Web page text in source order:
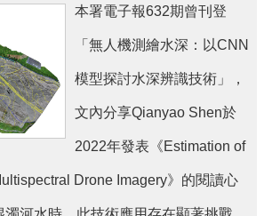
本署電子報632期曾刊登
「無人機測繪水深：以CNN
模型探討水深辨識技術」，
文內分享Qianyao Shen於
2022年發表《Estimation of
Drone Imagery》的閱讀心